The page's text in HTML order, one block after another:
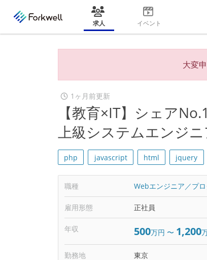
求人 イベント
大変
1ヶ月前更新
【教育×IT】シェア
上級システムエンジ
php javascript html jquery
職種 Webエンジニア／プ
雇用形態 正社員
年収 500万円 〜 1,200
勤務地 東京